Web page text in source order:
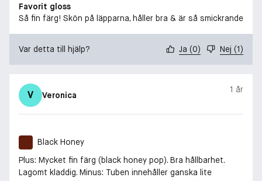
Favorit gloss
Så fin färg! Skön på läpparna, håller bra & är så smickrande
Var detta till hjälp? Ja (0) Nej (1)
V Veronica
1 år
Black Honey
Plus: Mycket fin färg (black honey pop). Bra hållbarhet.
Lagomt kladdig. Minus: Tuben innehåller ganska lite